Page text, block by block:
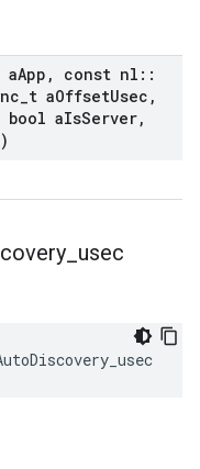
aApp , const nl ::
t aOffsetUsec ,
bool aIsServer,
usec